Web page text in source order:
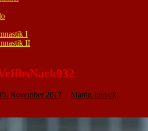
I
II
November 2017
Martin Imruck